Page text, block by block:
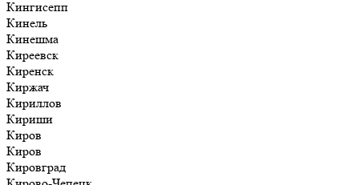
Кингисепп
Кинель
Кинешма
Киреевск
Киренск
Киржач
Кириллов
Кириши
Киров
Киров
Кировград